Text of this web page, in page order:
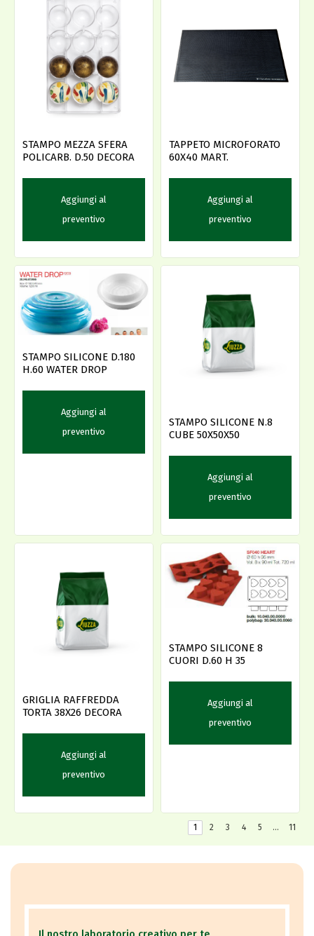
STAMPO MEZZA SFERA
POLICARB. D.50 DECORA
Aggiungi al
preventivo
TAPPETO MICROFORATO
60X40 MART.
Aggiungi al
preventivo
STAMPO SILICONE D.180
H.60 WATER DROP
Aggiungi al
preventivo
STAMPO SILICONE N.8
CUBE 50X50X50
Aggiungi al
preventivo
GRIGLIA RAFFREDDA
TORTA 38X26 DECORA
Aggiungi al
preventivo
STAMPO SILICONE 8
CUORI D.60 H 35
Aggiungi al
preventivo
1 2 3 4 5 … 11